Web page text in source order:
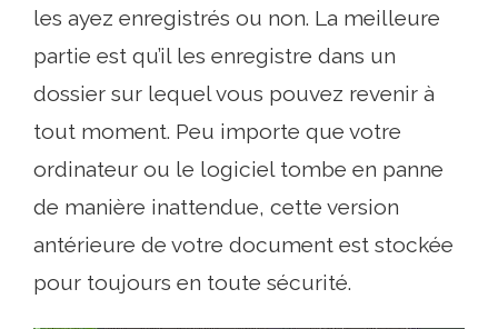
les ayez enregistrés ou non. La meilleure
partie est qu’il les enregistre dans un
dossier sur lequel vous pouvez revenir à
tout moment. Peu importe que votre
ordinateur ou le logiciel tombe en panne
de manière inattendue, cette version
antérieure de votre document est stockée
pour toujours en toute sécurité.